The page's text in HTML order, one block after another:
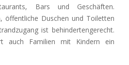
Bars und Geschäften.
öffentliche Duschen und Toiletten
ist behindertengerecht.
auch Familien mit Kindern ein